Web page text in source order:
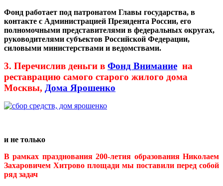
Фонд работает под патронатом Главы государства, в
контакте с Администрацией Президента России, его
полномочными представителями в федеральных округах,
руководителями субъектов Российской Федерации,
силовыми министерствами и ведомствами.
3. Перечислив деньги в Фонд Внимание на
реставрацию самого старого жилого дома
Москвы, Дома Ярошенко
и не только
В рамках празднования 200-летия образования Николаем
Захаровичем Хитрово площади мы поставили перед собой
ряд задач